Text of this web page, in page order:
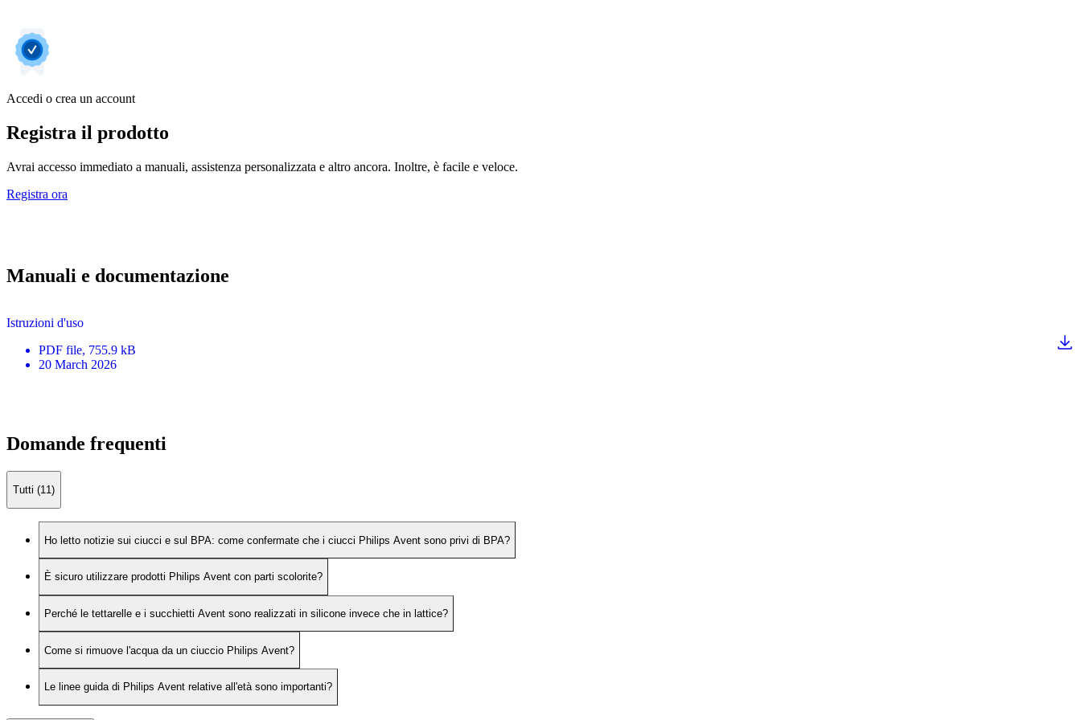
Accedi o crea un account
Registra il prodotto
Avrai accesso immediato a manuali, assistenza personalizzata e altro ancora. Inoltre, è facile e veloce.
Registra ora
Manuali e documentazione
Istruzioni d'uso
PDF file, 755.9 kB
20 March 2026
Domande frequenti
Tutti (11)
Ho letto notizie sui ciucci e sul BPA: come confermate che i ciucci Philips Avent sono privi di BPA?
È sicuro utilizzare prodotti Philips Avent con parti scolorite?
Perché le tettarelle e i succhietti Avent sono realizzati in silicone invece che in lattice?
Come si rimuove l'acqua da un ciuccio Philips Avent?
Le linee guida di Philips Avent relative all'età sono importanti?